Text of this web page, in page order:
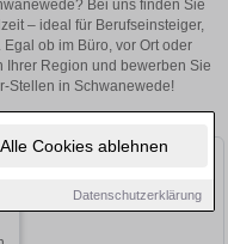
Alle Cookies ablehnen
Datenschutzerklärung
Bei uns finden Sie
– ideal für Berufseinsteiger,
ob im Büro, vor Ort oder
Ihrer Region und bewerben Sie
Stellen in Schwanewede!